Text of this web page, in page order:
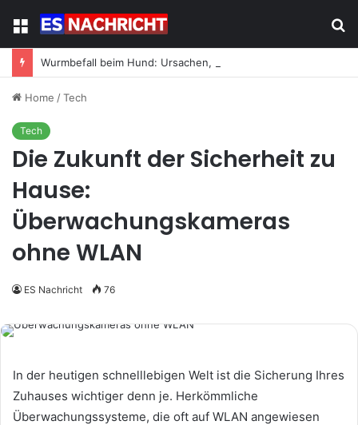
Menu
Home /Tech
Tech
Die Zukunft der Sicherheit zu
Hause:
Überwachungskameras
ohne WLAN
ES Nachricht 76
In der heutigen schnelllebigen Welt ist die Sicherung Ihres
Zuhauses wichtiger denn je. Herkömmliche
Überwachungssysteme, die oft auf WLAN angewiesen